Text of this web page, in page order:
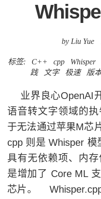
by Liu Yue
标签: C++ cpp Whisper
践
文字 极速 版
业界良心OpenAI
语音转文字领域的
于无法通过苹果M芯
cpp 则是 Whisper 模
具有无依赖项、内
是增加了 Core ML
芯片。